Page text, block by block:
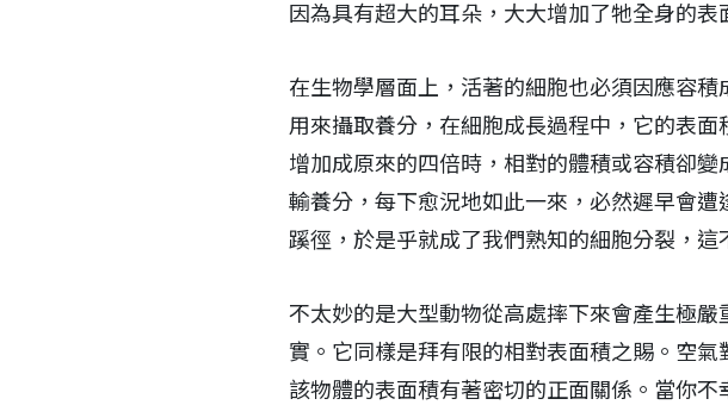
因為具有超大的耳朵，大大增加了牠全身的
在生物學層面上，活著的細胞也必須因應容
用來攝取養分，在細胞成長過程中，它的表
增加成原來的四倍時，相對的體積或容積卻
輸養分，每下愈況地如此一來，必然遲早會
蹊徑，於是乎就成了我們熟知的細胞分裂，這
不太妙的是大型動物從高處摔下來會產生極
實。它同樣是拜有限的相對表面積之賜。空
該物體的表面積有著密切的正面關係。當你